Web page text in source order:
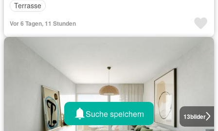
Terrasse
Vor 6 Tagen, 11 Stunden
13bilder
Suche speichern